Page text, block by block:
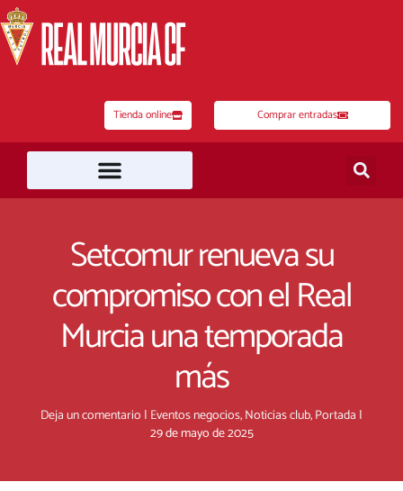
al
contenido
Tienda online Comprar entradas
Setcomur renueva su
compromiso con el Real
Murcia una temporada
más
Deja un comentario | Eventos negocios,Noticias club,Portada |
29 de mayo de 2025